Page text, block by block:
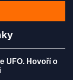
UFO. Hovoří o